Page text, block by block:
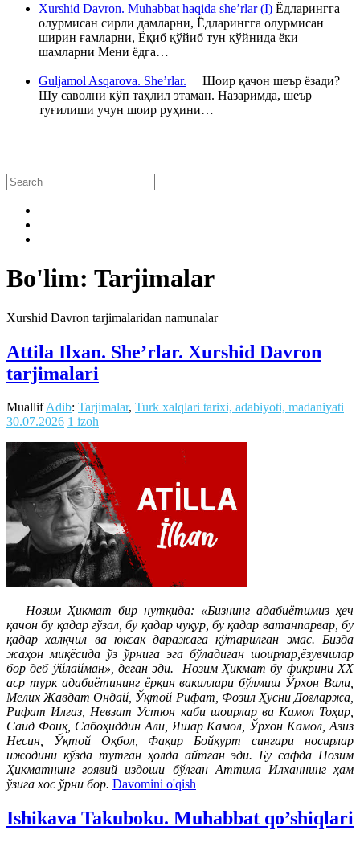
Xurshid Davron. Muhabbat haqida she’rlar (I) Ёдларингга
олурмисан сирли дамларни, Ёдларингга олурмисан
ширин ғамларни, Ёқиб қўйиб тун қўйнида ёки
шамларни Мени ёдга…
Guljamol Asqarova. She’rlar. Шоир қачон шеър ёзади?
Шу саволни кўп таҳлил этаман. Назаримда, шеър
туғилиши учун шоир руҳини…
Bo'lim: Tarjimalar
Xurshid Davron tarjimalaridan namunalar
Attila Ilxan. She’rlar. Xurshid Davron
tarjimalari
MuallifAdib: Tarjimalar, Turk xalqlari tarixi, adabiyoti, madaniyati
30.07.2026 1 izoh
Нозим Ҳикмат бир нутқида: «Бизнинг адабиётимиз ҳеч
қачон бу қадар гўзал, бу қадар чуқур, бу қадар ватанпарвар, бу
қадар халқчил ва юксак даражага кўтарилган эмас. Бизда
жаҳон миқёсида ўз ўрнига эга бўладиган шоирлар,ёзувчилар
бор деб ўйлайман», деган эди. Нозим Ҳикмат бу фикрини ХХ
аср турк адабиётининг ёрқин вакиллари бўлмиш Ўрхон Вали,
Мелих Жавдат Ондай, Ўқтой Рифат, Фозил Ҳусни Доғларжа,
Рифат Илгаз, Невзат Устюн каби шоирлар ва Камол Тоҳир,
Саид Фоиқ, Сабоҳиддин Али, Яшар Камол, Ўрхон Камол, Азиз
Несин, Ўқтой Оқбол, Фақир Бойқурт сингари носирлар
ижодини кўзда тутган ҳолда айтган эди. Бу сафда Нозим
Ҳикматнинг ғоявий издоши бўлган Аттила Илханнинг ҳам
ўзига хос ўрни бор. Davomini o'qish
Ishikava Takuboku. Muhabbat qo’shiqlari